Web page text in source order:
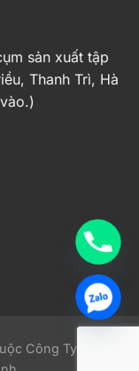
sản xuất tập
Thanh Trì, Hà
Công Ty TNHH